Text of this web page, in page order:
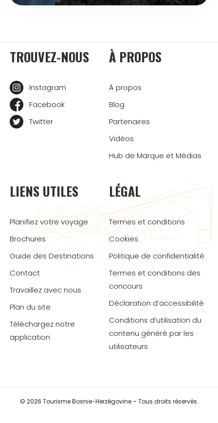
TROUVEZ-NOUS
Instagram
Facebook
Twitter
À PROPOS
À propos
Blog
Partenaires
Vidéos
Hub de Marque et Médias
LIENS UTILES
Planifiez votre voyage
Brochures
Guide des Destinations
Contact
Travaillez avec nous
Plan du site
Téléchargez notre
application
LÉGAL
Termes et conditions
Cookies
Politique de confidentialité
Termes et conditions des
concours
Déclaration d’accessibilité
Conditions d’utilisation du
contenu généré par les
utilisateurs
© 2026 Tourisme Bosnie-Herzégovine – Tous droits réservés.